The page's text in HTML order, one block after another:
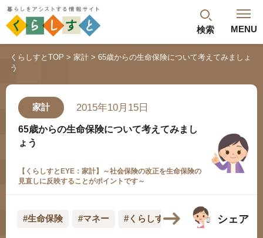
検索 MENU
閉じる
年金のよくあるご質問
くらしすとTOP 家計
65歳からの生命保険について考えてみましょ
う
家計 2015年10月15日
65歳からの生命保険について考えてみまし
ょう
【くらしすとEYE：家計】～社会保険の改正を生命保険の
見直しに反映することがポイントです～
#生命保険 #マネー #くらしすとEYE(家計) シェア